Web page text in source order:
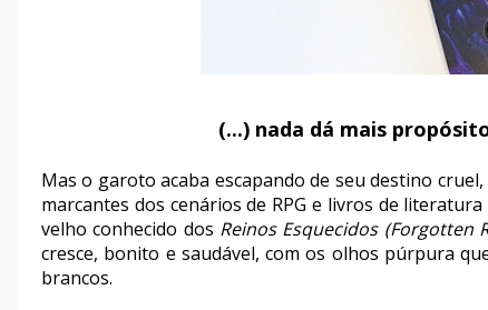
(...) nada dá mais
Mas o garoto acaba escapando de seu destino
marcantes dos cenários de RPG e livros de
velho conhecido dos Reinos Esquecidos (Forgotten
cresce, bonito e saudável, com os olhos púrpura
brancos.